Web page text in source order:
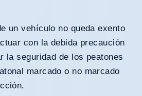
un vehículo no queda exento
con la debida precaución
la seguridad de los peatones
marcado o no marcado